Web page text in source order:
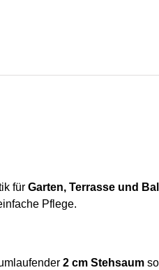
für Garten, Terrasse und
Pflege.
2 cm Stehsaum